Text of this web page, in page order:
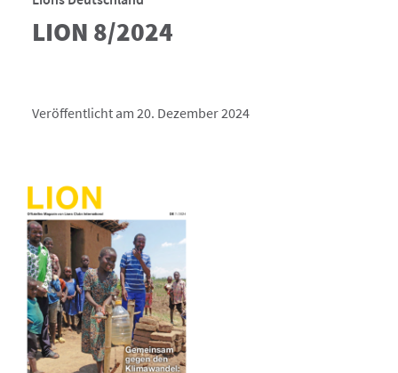
LION 8/2024
Veröffentlicht am 20. Dezember 2024